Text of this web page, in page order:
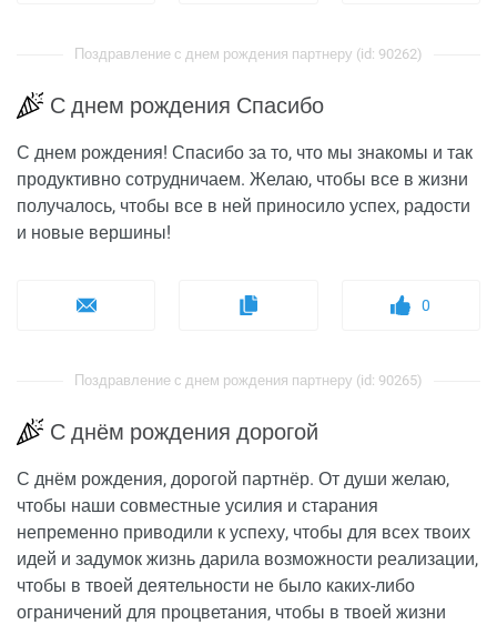
Поздравление с днем рождения партнеру (id: 90262)
С днем рождения Спасибо
С днем рождения! Спасибо за то, что мы знакомы и так
продуктивно сотрудничаем. Желаю, чтобы все в жизни
получалось, чтобы все в ней приносило успех, радости
и новые вершины!
0
Поздравление с днем рождения партнеру (id: 90265)
С днём рождения дорогой
С днём рождения, дорогой партнёр. От души желаю,
чтобы наши совместные усилия и старания
непременно приводили к успеху, чтобы для всех твоих
идей и задумок жизнь дарила возможности реализации,
чтобы в твоей деятельности не было каких-либо
ограничений для процветания, чтобы в твоей жизни